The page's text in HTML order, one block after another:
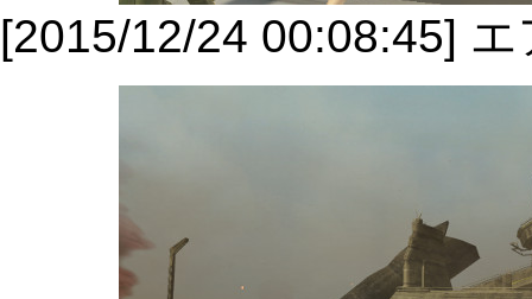
[2015/12/24 00:08:45]